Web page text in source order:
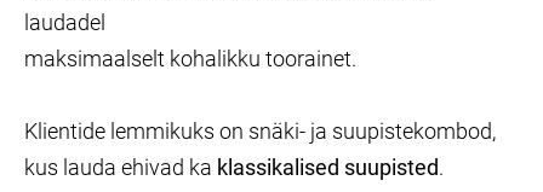
laudadel
maksimaalselt kohalikku toorainet.
Klientide lemmikuks on snäki- ja suupistekombod,
kus lauda ehivad ka klassikalised suupisted.